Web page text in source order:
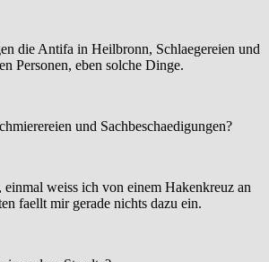
die Antifa in Heilbronn, Schlaegereien und
Personen, eben solche Dinge.
und Sachbeschaedigungen?
weiss ich von einem Hakenkreuz an
faellt mir gerade nichts dazu ein.